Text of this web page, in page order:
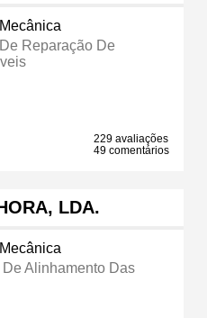
Reparação De
229 avaliações
49 comentários
LDA.
Alinhamento Das